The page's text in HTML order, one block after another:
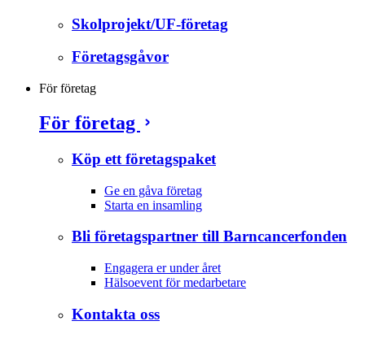
Skolprojekt/UF-företag
Företagsgåvor
För företag
För företag
Köp ett företagspaket
Ge en gåva företag
Starta en insamling
Bli företagspartner till Barncancerfonden
Engagera er under året
Hälsoevent för medarbetare
Kontakta oss